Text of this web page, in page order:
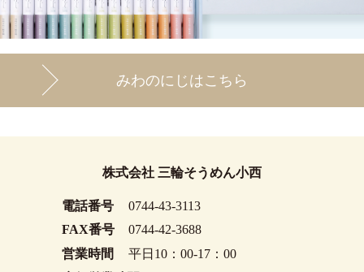
みわのにじはこちら
株式会社 三輪そうめん小西
電話番号
0744-43-3113
FAX番号
0744-42-3688
営業時間
平日10：00-17：00